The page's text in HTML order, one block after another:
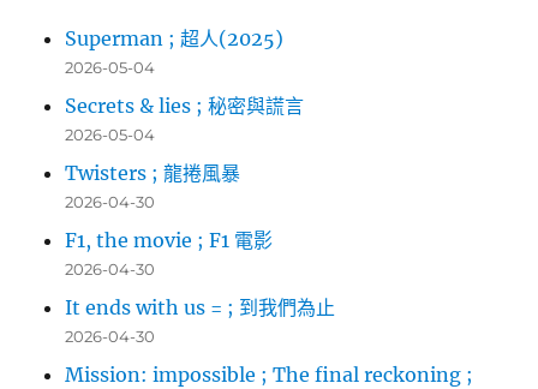
Superman ; 超人(2025)
2026-05-04
Secrets & lies ; 秘密與謊言
2026-05-04
Twisters ; 龍捲風暴
2026-04-30
F1, the movie ; F1 電影
2026-04-30
It ends with us = ; 到我們為止
2026-04-30
Mission: impossible ; The final reckoning ;